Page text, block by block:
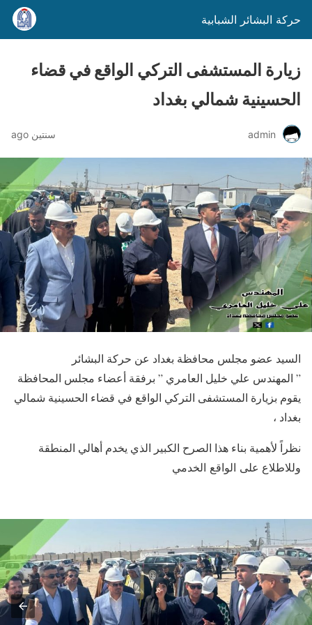
حركة البشائر الشبابية
زيارة المستشفى التركي الواقع في قضاء
الحسينية شمالي بغداد
admin سنتين ago
السيد عضو مجلس محافظة بغداد عن حركة البشائر
” المهندس علي خليل العامري ” برفقة أعضاء مجلس المحافظة
يقوم بزيارة المستشفى التركي الواقع في قضاء الحسينية شمالي
بغداد ،
نظراً لأهمية بناء هذا الصرح الكبير الذي يخدم أهالي المنطقة
وللاطلاع على الواقع الخدمي